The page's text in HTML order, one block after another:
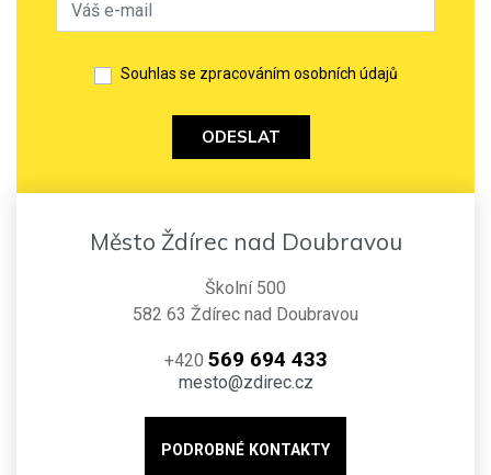
Souhlas se zpracováním osobních údajů
ODESLAT
Město Ždírec nad Doubravou
Školní 500
582 63 Ždírec nad Doubravou
+420 569 694 433
mesto@zdirec.cz
PODROBNÉ KONTAKTY